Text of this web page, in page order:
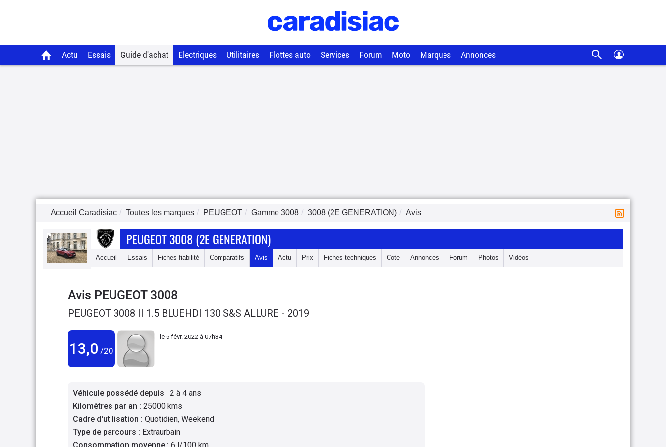
Actu Essais Guide d'achat Electriques Utilitaires Flottes auto Services Forum Moto Marques Annonces
Accueil Caradisiac Toutes les marques PEUGEOT Gamme 3008 3008 (2E GENERATION) Avis
PEUGEOT 3008 (2E GENERATION)
Accueil Essais Fiches fiabilité Comparatifs Avis Actu Prix Fiches techniques Cote Annonces Forum Photos Vidéos
Avis PEUGEOT 3008
PEUGEOT 3008 II 1.5 BLUEHDI 130 S&S ALLURE - 2019
13,0 /20
le 6 févr. 2022 à 07h34
Véhicule possédé depuis : 2 à 4 ans
Kilomètres par an : 25000 kms
Cadre d'utilisation : Quotidien, Weekend
Type de parcours : Extraurbain
Consommation moyenne : 6 l/100 km